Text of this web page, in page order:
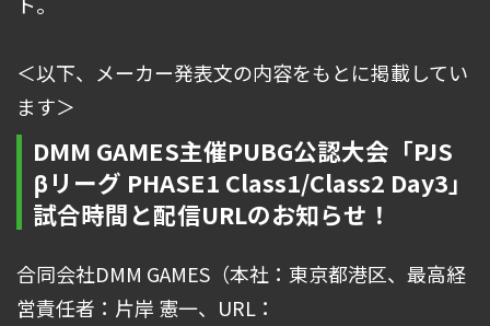
＜以下、メーカー発表文の内容をもとに掲載してい
ます＞
DMM GAMES主催PUBG公認大会「PJS
βリーグ PHASE1 Class1/Class2 Day3」
試合時間と配信URLのお知らせ！
合同会社DMM GAMES（本社：東京都港区、最高経
営責任者：片岸 憲一、URL：